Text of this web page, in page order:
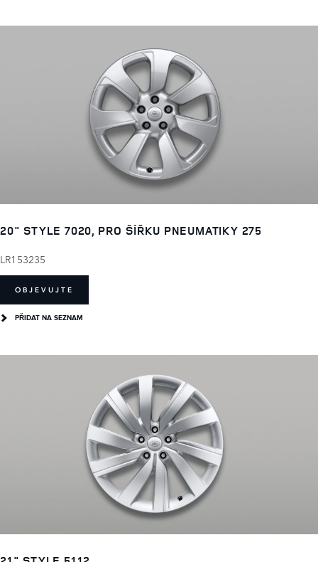
20" STYLE 7020, PRO ŠÍŘKU PNEUMATIKY 275
LR153235
OBJEVUJTE
PŘIDAT NA SEZNAM